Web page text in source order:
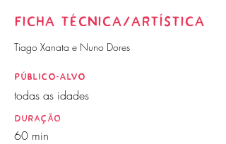
FICHA TÉCNICA/ARTÍSTICA
Tiago Xanata e Nuno Dores
PÚBLICO-ALVO
todas as idades
duração
60 min